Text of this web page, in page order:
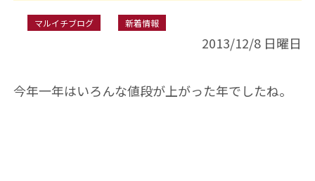
マルイチブログ 新着情報
2013/12/8 日曜日
今年一年はいろんな値段が上がった年でしたね。